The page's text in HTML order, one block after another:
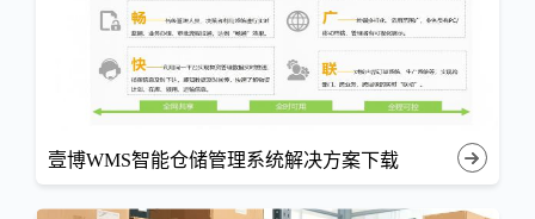
壹博WMS智能仓储管理系统解决方案下载